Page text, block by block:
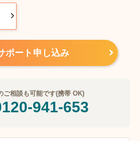
ポート申し込み
ご相談も可能です(携帯 OK)
941-653